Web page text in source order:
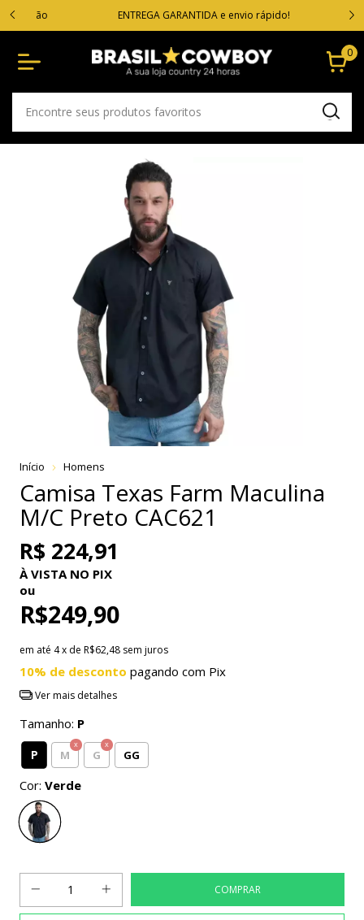
ENTREGA GARANTIDA e envio rápido!
0
Início Homens
Camisa Texas Farm Maculina
M/C Preto CAC621
R$ 224,91
À VISTA NO PIX
ou
R$249,90
em até 4x de R$62,48 sem juros
10% de desconto pagando com Pix
Ver mais detalhes
Tamanho: P
P M G GG
Cor: Verde